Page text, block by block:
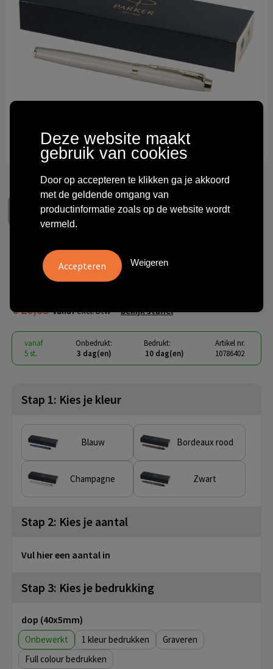
Technologie & gadgets
Themageschenken
Parker IM rollerbalpen
(zwarte inkt)
€ 28,83 vanafexcl. btw - bekijk staffel
vanaf
5 st.
Onbedrukt:
3 dag(en)
Bedrukt:
10 dag(en)
Artikel nr.
10786402
Stap 1: Kies je kleur
Blauw Bordeaux rood
Champagne Zwart
Stap 2: Kies je aantal
Vul hier een aantal in
Stap 3: Kies je bedrukking
dop (40x5mm)
Onbewerkt 1
Graveren
Full colour
Deze website maakt
gebruik van cookies
Door op accepteren te klikken ga je akkoord
met de geldende omgang van
productinformatie zoals op de website wordt
vermeld.
Weigeren